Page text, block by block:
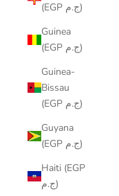
(EGP ج.م)
Guinea
(EGP ج.م)
Guinea-
Bissau
(EGP ج.م)
Guyana
(EGP ج.م)
Haiti (EGP
ج.م)